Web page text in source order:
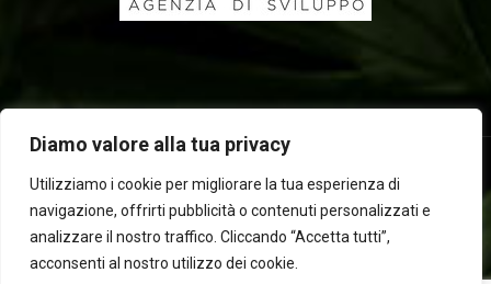
Diamo valore alla tua privacy
Utilizziamo i cookie per migliorare la tua esperienza di
navigazione, offrirti pubblicità o contenuti personalizzati e
analizzare il nostro traffico. Cliccando “Accetta tutti”,
acconsenti al nostro utilizzo dei cookie.
2025 © Laboratorio d'erbe Sauro - P.IVA 05049760233. Tutti i
diritti riservati | Designed by